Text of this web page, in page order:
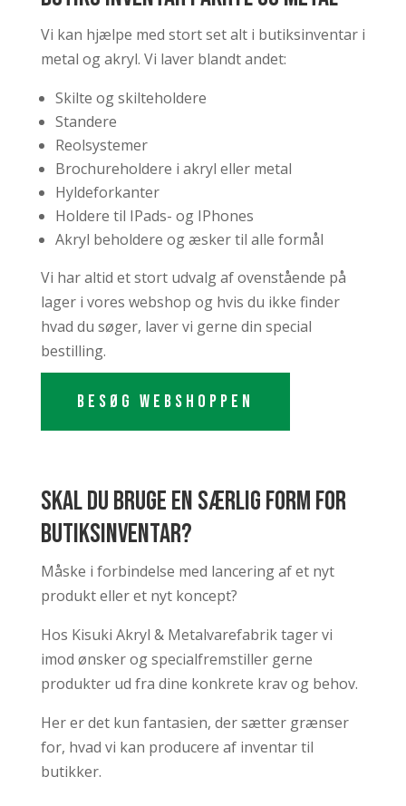
Vi kan hjælpe med stort set alt i butiksinventar i
metal og akryl. Vi laver blandt andet:
Skilte og skilteholdere
Standere
Reolsystemer
Brochureholdere i akryl eller metal
Hyldeforkanter
Holdere til IPads- og IPhones
Akryl beholdere og æsker til alle formål
Vi har altid et stort udvalg af ovenstående på
lager i vores webshop og hvis du ikke finder
hvad du søger, laver vi gerne din special
bestilling.
Besøg webshoppen
Skal du bruge en særlig form for
butiksinventar?
Måske i forbindelse med lancering af et nyt
produkt eller et nyt koncept?
Hos Kisuki Akryl & Metalvarefabrik tager vi
imod ønsker og specialfremstiller gerne
produkter ud fra dine konkrete krav og behov.
Her er det kun fantasien, der sætter grænser
for, hvad vi kan producere af inventar til
butikker.